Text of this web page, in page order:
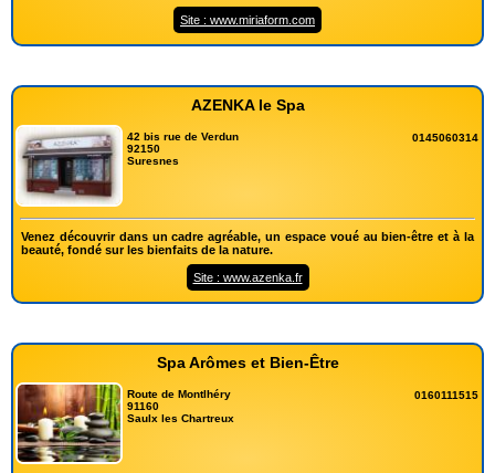
Site : www.miriaform.com
AZENKA le Spa
42 bis rue de Verdun
92150
Suresnes
0145060314
Venez découvrir dans un cadre agréable, un espace voué au bien-être et à la
beauté, fondé sur les bienfaits de la nature.
Site : www.azenka.fr
Spa Arômes et Bien-Être
Route de Montlhéry
91160
Saulx les Chartreux
0160111515